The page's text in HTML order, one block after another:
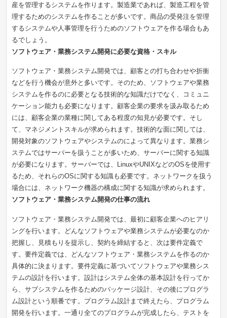
産を管理するシステムを作ります。製造業であれば、製造工程を管
理するためのシステムを作ることが多いです。商品の受発注を管理
するシステムや人事管理を行うためのソフトウェアを作る場合もあ
るでしょう。
ソフトウェア・業務システム開発に必要な資格・スキル
ソフトウェア・業務システム開発では、顧客との打ち合わせや折衝
などを行う機会が意外と多いです。そのため、ソフトウェアや業務
システムを作るのに必要となる技術的な知識だけでなく、コミュニ
ケーション能力も必要になります。顧客企業の要求を汲み取るため
には、顧客企業の業種に関してある程度の知見が必要です。そし
て、マネジメントスキルが求められます。技術的な面に関しては、
開発対象のソフトウェアやシステムのによって異なります。業務シ
ステムではサーバーを扱うことが多いため、サーバーに関する知識
が必要になります。サーバーでは、LinuxやUNIXなどのOSを使用す
るため、それらのOSに関する知識も必要です。ネットワークを扱う
場合には、ネットワーク機器の構成に関する知識が求められます。
ソフトウェア・業務システム開発の仕事の流れ
ソフトウェア・業務システム開発では、最初に顧客企業へのヒアリ
ングを行います。どんなソフトウェアや業務システムが必要なのか
把握し、見積もりを提示し、契約を締結すると、次は要件定義で
す。要件定義では、どんなソフトウェア・業務システムを作るのか
具体的に決まります。要件定義に基づいてソフトウェアや業務シス
テムの設計を行います。設計はシステム全体の基本設計を行ってか
ら、サブシステムを作るためのパッケージ設計、その後にプログラ
ム設計という順番です。プログラム設計まで終えたら、プログラム
開発を行います。一通り全てのプログラムが完成したら、テストを